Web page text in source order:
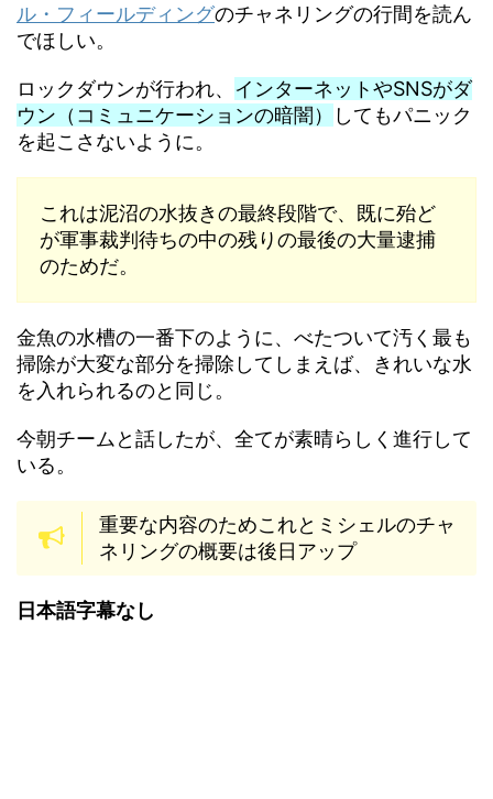
ル・フィールディングのチャネリングの行間を読ん
でほしい。
ロックダウンが行われ、 インターネットやSNSがダ
ウン（コミュニケーションの暗闇）
してもパニック
を起こさないように。
これは泥沼の水抜きの最終段階で、既に殆ど
が軍事裁判待ちの中の残りの最後の大量逮捕
のためだ。
金魚の水槽の一番下のように、べたついて汚く最も
掃除が大変な部分を掃除してしまえば、きれいな水
を入れられるのと同じ。
今朝チームと話したが、全てが素晴らしく進行して
いる。
重要な内容のためこれとミシェルのチャ
ネリングの概要は後日アップ
日本語字幕なし